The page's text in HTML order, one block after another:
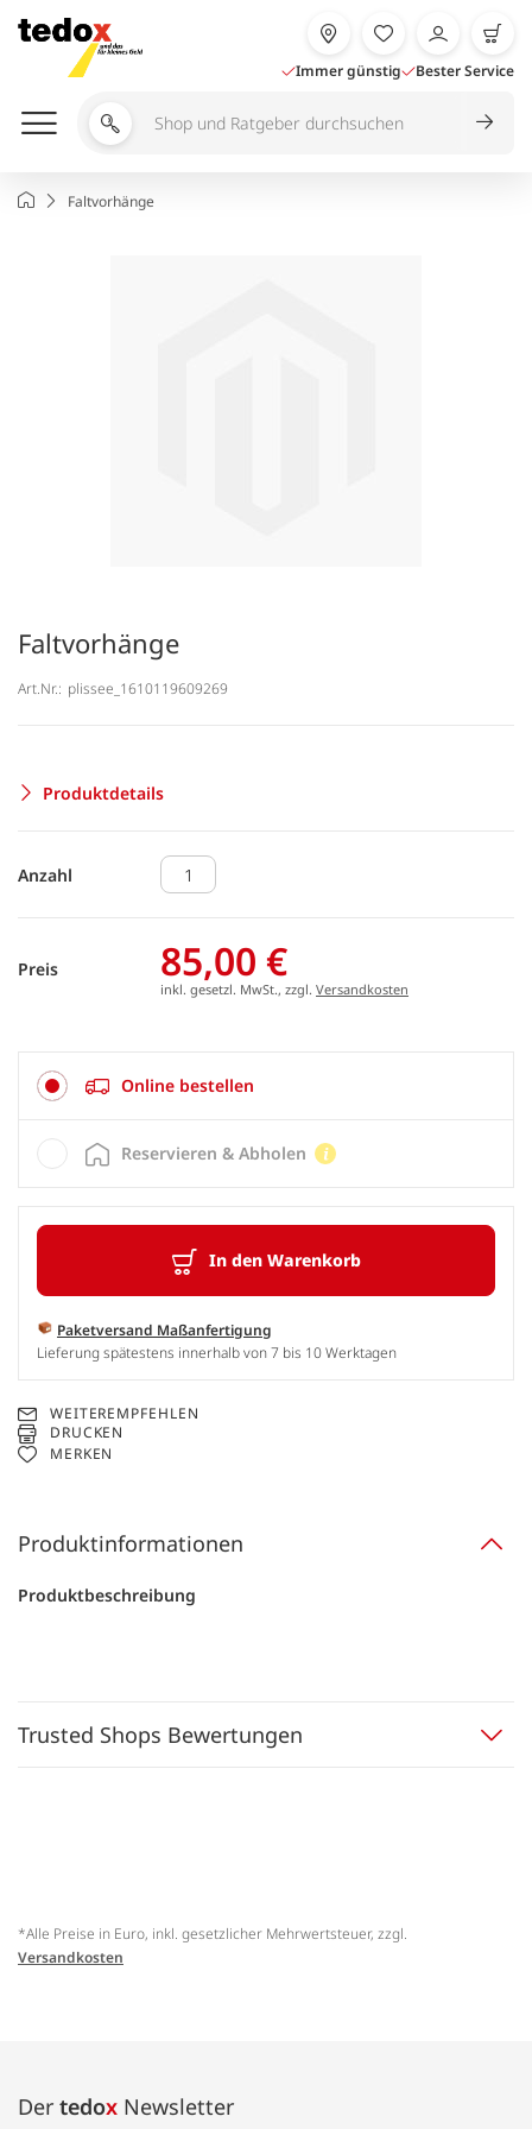
Inhalt
springen
Immer günstig Bester Service
Shop
durchsuchen
StartseiteFaltvorhänge
Faltvorhänge
Art.Nr.: plissee_1610119609269
Produktdetails
Anzahl
Preis 85,00 €
inkl. gesetzl. MwSt., zzgl. Versandkosten
Online bestellen
In den Warenkorb
Paketversand Maßanfertigung
Lieferung spätestens innerhalb von 7 bis 10 Werktagen
Reservieren & Abholen
WEITEREMPFEHLEN
DRUCKEN
MERKEN
Produktinformationen
Produktbeschreibung
Trusted Shops Bewertungen
*Alle Preise in Euro, inkl. gesetzlicher Mehrwertsteuer, zzgl.
Versandkosten
Der tedox Newsletter